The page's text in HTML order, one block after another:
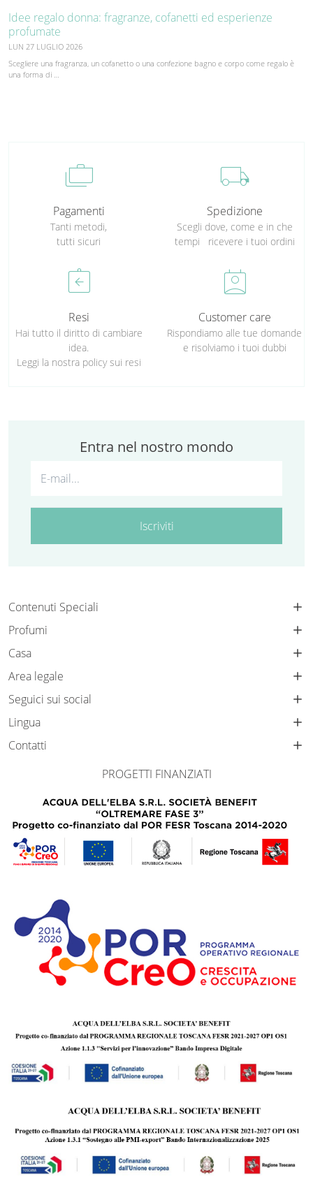
Idee regalo donna: fragranze, cofanetti ed esperienze
profumate
LUN 27 LUGLIO 2026
Scegliere una fragranza, un cofanetto o una confezione bagno e corpo come regalo è
una forma di …
cases
Pagamenti
Tanti metodi,
tutti sicuri
local_shipping
Spedizione
Scegli dove, come e in che
tempi ricevere i tuoi ordini
assignment_return
Resi
Hai tutto il diritto di cambiare
idea.
Leggi la nostra policy sui resi
perm_contact_calendar
Customer care
Rispondiamo alle tue domande
e risolviamo i tuoi dubbi
Entra nel nostro mondo
Iscriviti
Contenuti Speciali
Profumi
Casa
Area legale
Seguici sui social
Lingua
Contatti
PROGETTI FINANZIATI